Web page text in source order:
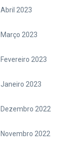
Abril 2023
Março 2023
Fevereiro 2023
Janeiro 2023
Dezembro 2022
Novembro 2022